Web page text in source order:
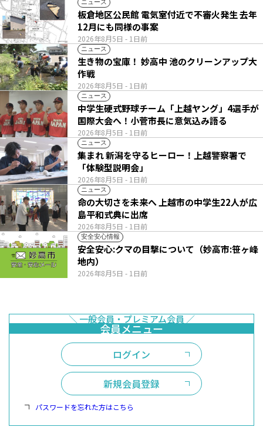
ニュース
2026年8月5日 - 1日前
板倉地区公民館 電気室付近で不審火発生 去年
12月にも同様の事案
ニュース
2026年8月5日 - 1日前
生き物の宝庫！ 妙高中 池のクリーンアップ大
作戦
ニュース
2026年8月5日 - 1日前
中学生硬式野球チーム「上越ヤング」4選手が
国際大会へ！小菅市長に意気込み語る
ニュース
2026年8月5日 - 1日前
集まれ 新潟を守るヒーロー！上越警察署で
「体験型説明会」
ニュース
2026年8月5日 - 1日前
命の大切さを未来へ 上越市の中学生22人が広
島平和式典に出席
安全安心情報
2026年8月5日 - 1日前
安全安心:クマの目撃について（妙高市:笹ヶ峰
地内）
ログイン
新規会員登録
パスワードを忘れた方はこちら